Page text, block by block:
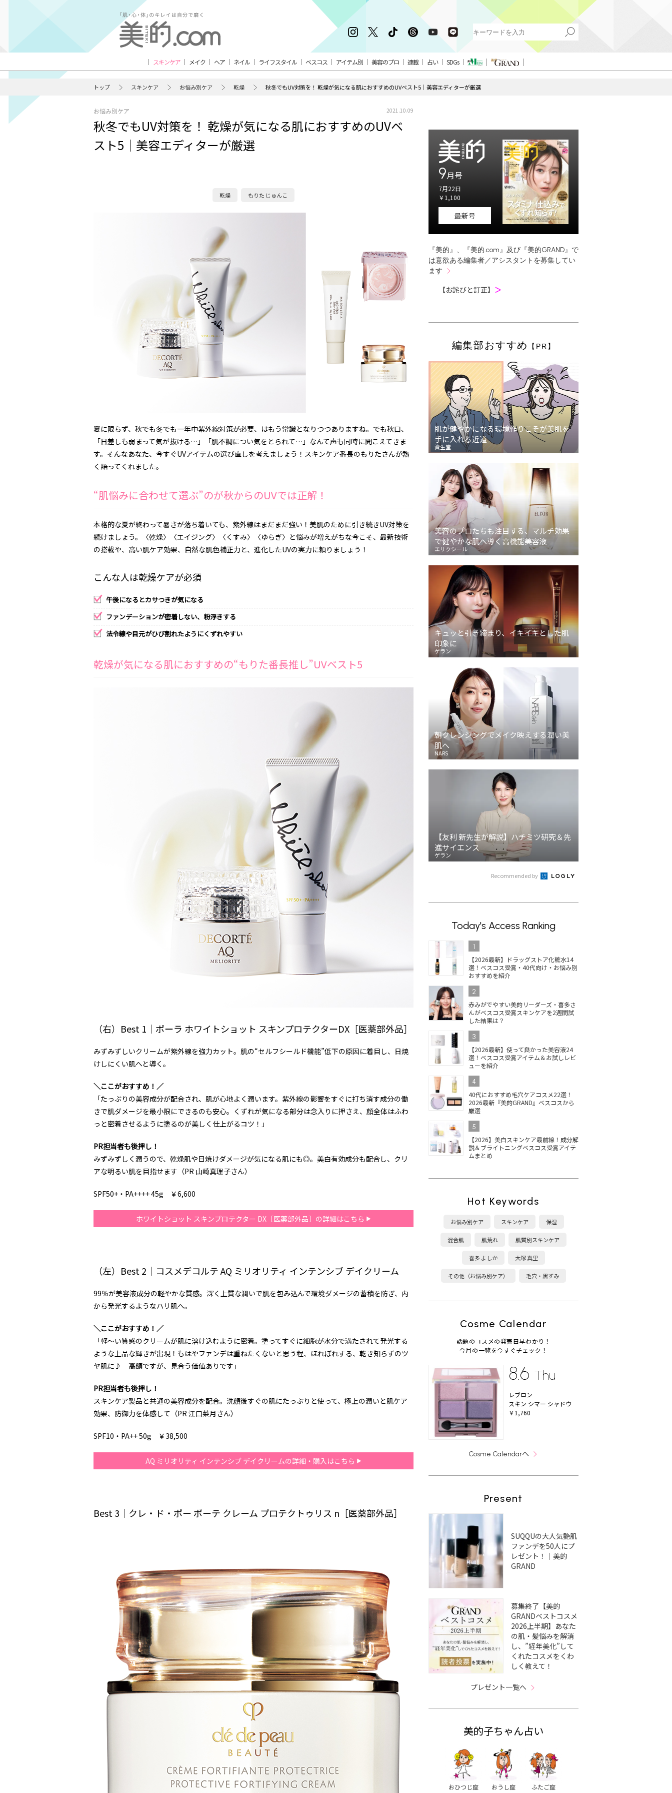
スキンケア メイク ヘア ネイル ライフスタイル ベスコス アイテム別 美容のプロ 連載 占い SDGs
トップ スキンケア お悩み別ケア 乾燥 秋冬でもUV対策を！ 乾燥が気になる肌におすすめのUVベスト5｜美容エディターが厳選
お悩み別ケア 2021.10.09
秋冬でもUV対策を！ 乾燥が気になる肌におすすめのUVベ
スト5｜美容エディターが厳選
乾燥 もりた じゅんこ
夏に限らず、秋でも冬でも一年中紫外線対策が必要、はもう常識となりつつありますね。でも秋口、
「日差しも弱まって気が抜ける…」「肌不調につい気をとられて…」なんて声も同時に聞こえてきま
す。そんなあなた、今すぐUVアイテムの選び直しを考えましょう！スキンケア番長のもりたさんが熱
く語ってくれました。
“肌悩みに合わせて選ぶ”のが秋からのUVでは正解！
本格的な夏が終わって暑さが落ち着いても、紫外線はまだまだ強い！美肌のために引き続きUV対策を
続けましょう。〈乾燥〉〈エイジング〉〈くすみ〉〈ゆらぎ〉と悩みが増えがちな今こそ、最新技術
の搭載や、高い肌ケア効果、自然な肌色補正力と、進化したUVの実力に頼りましょう！
こんな人は乾燥ケアが必須
午後になるとカサつきが気になる
ファンデーションが密着しない、粉浮きする
法令線や目元がひび割れたようにくずれやすい
乾燥が気になる肌におすすめの“もりた番長推し”UVベスト5
（右）Best 1｜ポーラ ホワイトショット スキンプロテクターDX［医薬部外品］
みずみずしいクリームが紫外線を強力カット。肌の“セルフシールド機能”低下の原因に着目し、日焼
けしにくい肌へと導く。
＼ここがおすすめ！／
「たっぷりの美容成分が配合され、肌が心地よく潤います。紫外線の影響をすぐに打ち消す成分の働
きで肌ダメージを最小限にできるのも安心。くずれが気になる部分は念入りに押さえ、顔全体はふわ
っと密着させるように塗るのが美しく仕上がるコツ！」
PR担当者も後押し！
みずみずしく潤うので、乾燥肌や日焼けダメージが気になる肌にも◎。美白有効成分も配合し、クリ
アな明るい肌を目指せます（PR 山崎真理子さん）
SPF50+・PA++++ 45g ￥6,600
ホワイトショット スキンプロテクター DX［医薬部外品］の詳細はこちら
（左）Best 2｜コスメデコルテ AQ ミリオリティ インテンシブ デイクリーム
99％が美容液成分の軽やかな質感。深く上質な潤いで肌を包み込んで環境ダメージの蓄積を防ぎ、内
から発光するようなハリ肌へ。
＼ここがおすすめ！／
「軽〜い質感のクリームが肌に溶け込むように密着。塗ってすぐに細胞が水分で満たされて発光する
ような上品な輝きが出現！もはやファンデは重ねたくないと思う程、ほれぼれする、乾き知らずのツ
ヤ肌に♪ 高額ですが、見合う価値ありです」
PR担当者も後押し！
スキンケア製品と共通の美容成分を配合。洗顔後すぐの肌にたっぷりと使って、極上の潤いと肌ケア
効果、防御力を体感して（PR 江口菜月さん）
SPF10・PA++ 50g ￥38,500
AQ ミリオリティ インテンシブ デイクリームの詳細・購入はこちら
Best 3｜クレ・ド・ポー ボーテ クレーム プロテクトゥリス n［医薬部外品］
9月号
7月22日
￥1,100
最新号
『美的』、『美的.com』及び『美的GRAND』で
は意欲ある編集者／アシスタントを募集してい
ます
【お詫びと訂正】 ＞
編集部おすすめ 【PR】
肌が健やかになる環境作りこそが美肌を
手に入れる近道
資生堂
美容のプロたちも注目する、マルチ効果
で健やかな肌へ導く高機能美容液
エリクシール
キュッと引き締まり、イキイキとした肌
印象に
ゲラン
朝クレンジングでメイク映えする潤い美
肌へ
NARS
【友利 新先生が解説】ハチミツ研究＆先
進サイエンス
ゲラン
Recommended by
Today's Access Ranking
1
【2026最新】ドラッグストア化粧水14
選！ベスコス受賞・40代向け・お悩み別
おすすめを紹介
2
赤みがでやすい美的リーダーズ・喜多さ
んがベスコス受賞スキンケアを2週間試
した結果は？
3
【2026最新】使って良かった美容液24
選！ベスコス受賞アイテム＆お試しレビ
ューを紹介
4
40代におすすめ毛穴ケアコスメ22選！
2026最新『美的GRAND』ベスコスから
厳選
5
【2026】美白スキンケア最前線！成分解
説＆ブライトニングベスコス受賞アイテ
ムまとめ
Hot Keywords
お悩み別ケア スキンケア 保湿
混合肌 肌荒れ 肌質別スキンケア
喜多 よしか 大塚 真里
その他（お悩み別ケア） 毛穴・黒ずみ
Cosme Calendar
話題のコスメの発売日早わかり！
今月の一覧を今すぐチェック！
8.6 Thu
レブロン
スキン シマー シャドウ
￥1,760
Cosme Calendarへ
Present
SUQQUの大人気艶肌
ファンデを50人にプ
レゼント！｜美的
GRAND
募集終了【美的
GRANDベストコスメ
2026上半期】あなた
の肌・髪悩みを解消
し、”経年美化”して
くれたコスメをくわ
しく教えて！
プレゼント一覧へ
美的子ちゃん占い
おひつじ座 おうし座 ふたご座